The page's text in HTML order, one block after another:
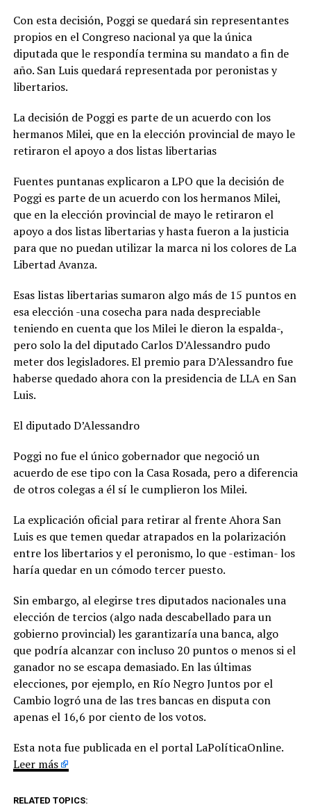
Con esta decisión, Poggi se quedará sin representantes
propios en el Congreso nacional ya que la única
diputada que le respondía termina su mandato a fin de
año. San Luis quedará representada por peronistas y
libertarios.
La decisión de Poggi es parte de un acuerdo con los
hermanos Milei, que en la elección provincial de mayo le
retiraron el apoyo a dos listas libertarias
Fuentes puntanas explicaron a LPO que la decisión de
Poggi es parte de un acuerdo con los hermanos Milei,
que en la elección provincial de mayo le retiraron el
apoyo a dos listas libertarias y hasta fueron a la justicia
para que no puedan utilizar la marca ni los colores de La
Libertad Avanza.
Esas listas libertarias sumaron algo más de 15 puntos en
esa elección -una cosecha para nada despreciable
teniendo en cuenta que los Milei le dieron la espalda-,
pero solo la del diputado Carlos D’Alessandro pudo
meter dos legisladores. El premio para D’Alessandro fue
haberse quedado ahora con la presidencia de LLA en San
Luis.
El diputado D’Alessandro
Poggi no fue el único gobernador que negoció un
acuerdo de ese tipo con la Casa Rosada, pero a diferencia
de otros colegas a él sí le cumplieron los Milei.
La explicación oficial para retirar al frente Ahora San
Luis es que temen quedar atrapados en la polarización
entre los libertarios y el peronismo, lo que -estiman- los
haría quedar en un cómodo tercer puesto.
Sin embargo, al elegirse tres diputados nacionales una
elección de tercios (algo nada descabellado para un
gobierno provincial) les garantizaría una banca, algo
que podría alcanzar con incluso 20 puntos o menos si el
ganador no se escapa demasiado. En las últimas
elecciones, por ejemplo, en Río Negro Juntos por el
Cambio logró una de las tres bancas en disputa con
apenas el 16,6 por ciento de los votos.
Esta nota fue publicada en el portal LaPolíticaOnline.
Leer más
RELATED TOPICS: